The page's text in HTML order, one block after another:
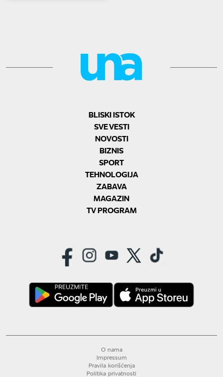
BLISKI ISTOK
SVE VESTI
NOVOSTI
BIZNIS
SPORT
TEHNOLOGIJA
ZABAVA
MAGAZIN
TV PROGRAM
O nama
Impressum
Pravila korišćenja
Politika privatnosti